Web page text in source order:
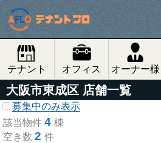
テナント オフィス オーナー様
大阪市東成区 店舗一覧
募集中のみ表示
該当物件 4 棟
空き数 2 件